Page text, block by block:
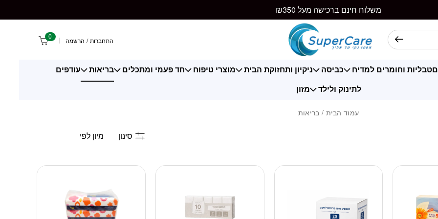
משלוח חינם ברכישה מעל ₪350
התחברות / הרשמה 0
טבליות וחומרים למדיח כביסה ניקיון ותחזוקת הבית מוצרי טיפוח חד פעמי ומתכלים בריאות
עודפים
לתינוק ולילד
מזון
עמוד הבית / בריאות
סינון